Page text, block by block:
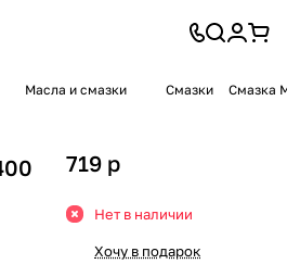
Масла и смазки Смазки Смазка
719 p
Нет в наличии
Хочу в подарок